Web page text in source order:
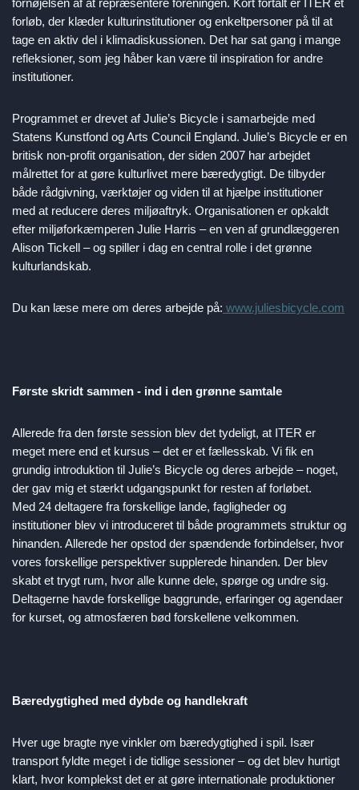
fornøjelsen af at repræsentere foreningen. Kort fortalt er ITER et
forløb, der klæder kulturinstitutioner og enkeltpersoner på til at
tage en aktiv del i klimadiskussionen. Det har sat gang i mange
refleksioner, som jeg håber kan være til inspiration for andre
institutioner.
Programmet er drevet af Julie’s Bicycle i samarbejde med
Statens Kunstfond og Arts Council England. Julie’s Bicycle er en
britisk non-profit organisation, der siden 2007 har arbejdet
målrettet for at gøre kulturlivet mere bæredygtigt. De tilbyder
både rådgivning, værktøjer og viden til at hjælpe institutioner
med at reducere deres miljøaftryk. Organisationen er opkaldt
efter miljøforkæmperen Julie Harris – en ven af grundlæggeren
Alison Tickell – og spiller i dag en central rolle i det grønne
kulturlandskab.
Du kan læse mere om deres arbejde på: www.juliesbicycle.com
Første skridt sammen - ind i den grønne samtale
Allerede fra den første session blev det tydeligt, at ITER er
meget mere end et kursus – det er et fællesskab. Vi fik en
grundig introduktion til Julie’s Bicycle og deres arbejde – noget,
der gav mig et stærkt udgangspunkt for resten af forløbet.
Med 24 deltagere fra forskellige lande, fagligheder og
institutioner blev vi introduceret til både programmets struktur og
hinanden. Allerede her opstod der spændende forbindelser, hvor
vores forskellige perspektiver supplerede hinanden. Der blev
skabt et trygt rum, hvor alle kunne dele, spørge og undre sig.
Deltagerne havde forskellige baggrunde, erfaringer og agendaer
for kurset, og atmosfæren bød forskellene velkommen.
Bæredygtighed med dybde og handlekraft
Hver uge bragte nye vinkler om bæredygtighed i spil. Især
transport fyldte meget i de tidlige sessioner – og det blev hurtigt
klart, hvor komplekst det er at gøre internationale produktioner